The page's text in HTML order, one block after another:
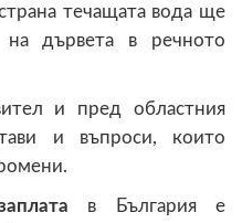
течащата вода ще
на дървета в речното
и пред областния
и въпроси, които
в България е